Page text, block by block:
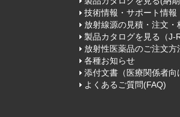
技術情報・サポート情報
放射線源の見積・注文・
製品カタログを見る（J-
放射性医薬品のご注文方
各種お知らせ
添付文書（医療関係者向
よくあるご質問(FAQ)